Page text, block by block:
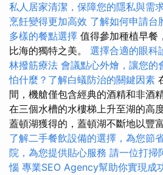
私人居家清潔，保障您的隱私與需
烹飪變得更加高效 了解如何申請台
多樣的餐點選擇 值得參加種植早餐
比海的獨特之美。 選擇合適的眼科
林撥筋療法 會議點心外燴，讓您的
怕什麼？了解白蟻防治的關鍵因素
間，機艙僅包含經典的酒精和非酒
在三個水槽的水樓梯上升至湖的高
蓋頓湖獲得的，蓋頓湖不斷地以豐
了解二手餐飲設備的選擇，為您節
院，為您提供貼心服務 請一位打掃
惱 專業SEO Agency幫助你實現成